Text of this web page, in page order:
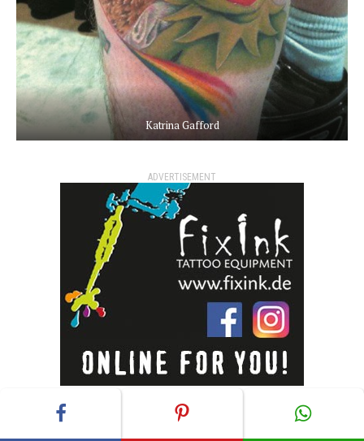
Katrina Gafford
ADVERTISEMENT
Viele von uns sind mit ihnen groß geworden: Kermit,